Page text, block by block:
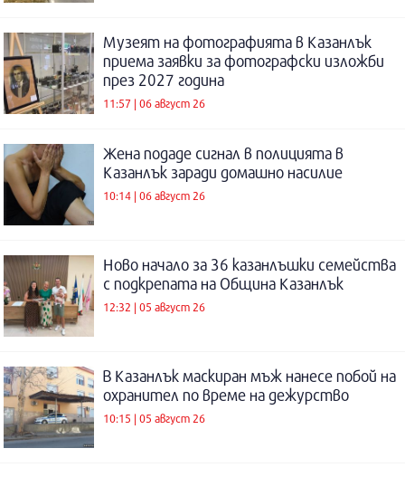
Музеят на фотографията в Казанлък
приема заявки за фотографски изложби
през 2027 година
11:57 | 06 август 26
Жена подаде сигнал в полицията в
Казанлък заради домашно насилие
10:14 | 06 август 26
Ново начало за 36 казанлъшки семейства
с подкрепата на Община Казанлък
12:32 | 05 август 26
В Казанлък маскиран мъж нанесе побой на
охранител по време на дежурство
10:15 | 05 август 26